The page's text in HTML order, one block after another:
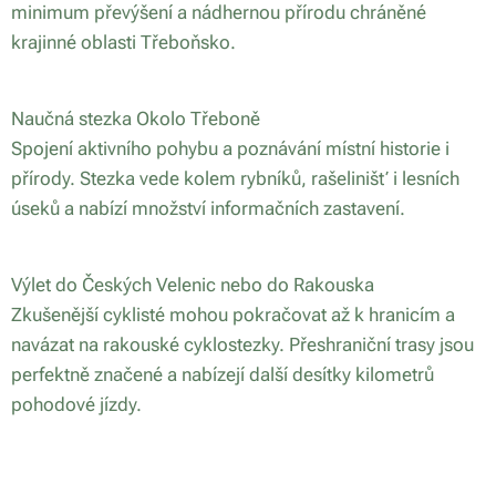
minimum převýšení a nádhernou přírodu chráněné
krajinné oblasti Třeboňsko.
Naučná stezka Okolo Třeboně
Spojení aktivního pohybu a poznávání místní historie i
přírody. Stezka vede kolem rybníků, rašelinišť i lesních
úseků a nabízí množství informačních zastavení.
Výlet do Českých Velenic nebo do Rakouska
Zkušenější cyklisté mohou pokračovat až k hranicím a
navázat na rakouské cyklostezky. Přeshraniční trasy jsou
perfektně značené a nabízejí další desítky kilometrů
pohodové jízdy.